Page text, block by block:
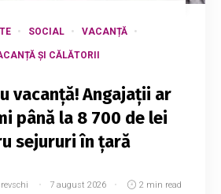
SOCIAL VACANȚĂ
ȘI CĂLĂTORII
vacanță! Angajații ar
până la 8 700 de lei
sejururi în țară
7 august 2026 2 min read